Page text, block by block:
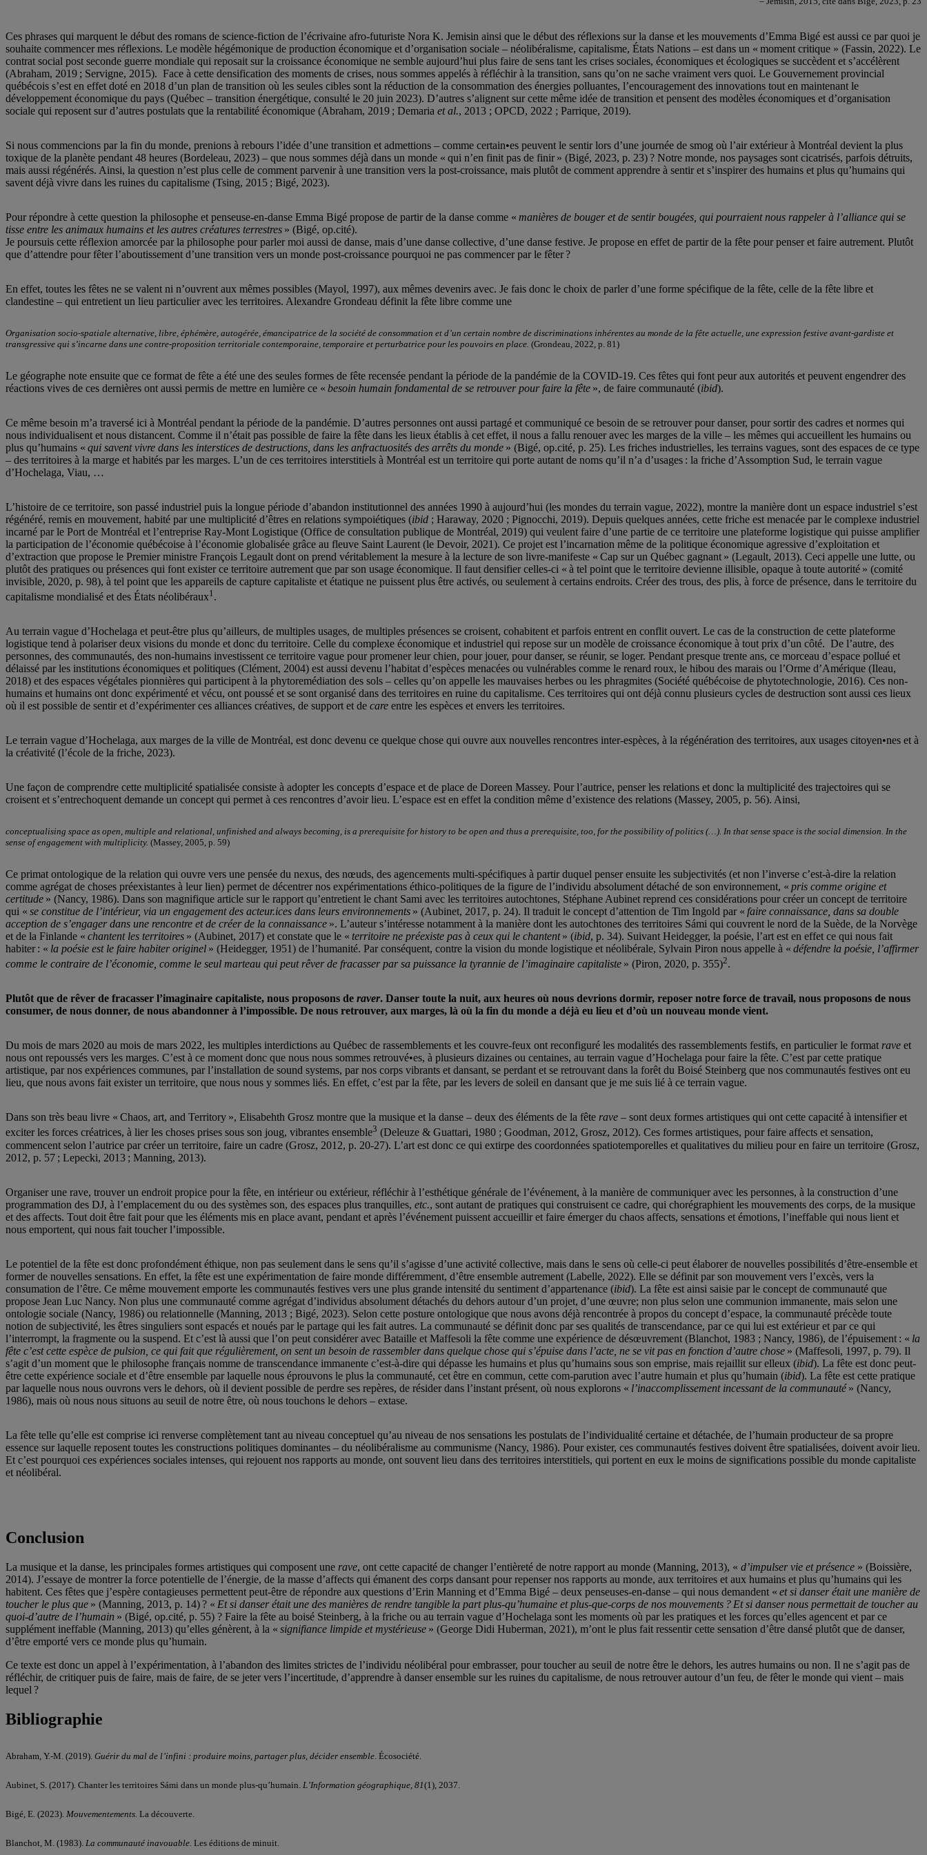
Ces phrases qui marquent le début des romans de science-fiction de l’écrivaine afro-futuriste Nora K. Jemisin ainsi que le début des réflexions sur la danse et les mouvements d’Emma Bigé est aussi ce par quoi je
souhaite commencer mes réflexions. Le modèle hégémonique de production économique et d’organisation sociale – néolibéralisme, capitalisme, États Nations – est dans un « moment critique » (Fassin, 2022). Le
contrat social post seconde guerre mondiale qui reposait sur la croissance économique ne semble aujourd’hui plus faire de sens tant les crises sociales, économiques et écologiques se succèdent et s’accélèrent
(Abraham, 2019 ; Servigne, 2015). Face à cette densification des moments de crises, nous sommes appelés à réfléchir à la transition, sans qu’on ne sache vraiment vers quoi. Le Gouvernement provincial
québécois s’est en effet doté en 2018 d’un plan de transition où les seules cibles sont la réduction de la consommation des énergies polluantes, l’encouragement des innovations tout en maintenant le
développement économique du pays (Québec – transition énergétique, consulté le 20 juin 2023). D’autres s’alignent sur cette même idée de transition et pensent des modèles économiques et d’organisation
sociale qui reposent sur d’autres postulats que la rentabilité économique (Abraham, 2019 ; Demaria et al., 2013 ; OPCD, 2022 ; Parrique, 2019).
Si nous commencions par la fin du monde, prenions à rebours l’idée d’une transition et admettions – comme certain•es peuvent le sentir lors d’une journée de smog où l’air extérieur à Montréal devient la plus
toxique de la planète pendant 48 heures (Bordeleau, 2023) – que nous sommes déjà dans un monde « qui n’en finit pas de finir » (Bigé, 2023, p. 23) ? Notre monde, nos paysages sont cicatrisés, parfois détruits,
mais aussi régénérés. Ainsi, la question n’est plus celle de comment parvenir à une transition vers la post-croissance, mais plutôt de comment apprendre à sentir et s’inspirer des humains et plus qu’humains qui
savent déjà vivre dans les ruines du capitalisme (Tsing, 2015 ; Bigé, 2023).
Pour répondre à cette question la philosophe et penseuse-en-danse Emma Bigé propose de partir de la danse comme « manières de bouger et de sentir bougées, qui pourraient nous rappeler à l’alliance qui se
tisse entre les animaux humains et les autres créatures terrestres » (Bigé, op.cité).
Je poursuis cette réflexion amorcée par la philosophe pour parler moi aussi de danse, mais d’une danse collective, d’une danse festive. Je propose en effet de partir de la fête pour penser et faire autrement. Plutôt
que d’attendre pour fêter l’aboutissement d’une transition vers un monde post-croissance pourquoi ne pas commencer par le fêter ?
En effet, toutes les fêtes ne se valent ni n’ouvrent aux mêmes possibles (Mayol, 1997), aux mêmes devenirs avec. Je fais donc le choix de parler d’une forme spécifique de la fête, celle de la fête libre et
clandestine – qui entretient un lieu particulier avec les territoires. Alexandre Grondeau définit la fête libre comme une
Organisation socio-spatiale alternative, libre, éphémère, autogérée, émancipatrice de la société de consommation et d’un certain nombre de discriminations inhérentes au monde de la fête actuelle, une expression festive avant-gardiste et
transgressive qui s’incarne dans une contre-proposition territoriale contemporaine, temporaire et perturbatrice pour les pouvoirs en place. (Grondeau, 2022, p. 81)
Le géographe note ensuite que ce format de fête a été une des seules formes de fête recensée pendant la période de la pandémie de la COVID-19. Ces fêtes qui font peur aux autorités et peuvent engendrer des
réactions vives de ces dernières ont aussi permis de mettre en lumière ce « besoin humain fondamental de se retrouver pour faire la fête », de faire communauté (ibid).
Ce même besoin m’a traversé ici à Montréal pendant la période de la pandémie. D’autres personnes ont aussi partagé et communiqué ce besoin de se retrouver pour danser, pour sortir des cadres et normes qui
nous individualisent et nous distancent. Comme il n’était pas possible de faire la fête dans les lieux établis à cet effet, il nous a fallu renouer avec les marges de la ville – les mêmes qui accueillent les humains ou
plus qu’humains « qui savent vivre dans les interstices de destructions, dans les anfractuosités des arrêts du monde » (Bigé, op.cité, p. 25). Les friches industrielles, les terrains vagues, sont des espaces de ce type
– des territoires à la marge et habités par les marges. L’un de ces territoires interstitiels à Montréal est un territoire qui porte autant de noms qu’il n’a d’usages : la friche d’Assomption Sud, le terrain vague
d’Hochelaga, Viau, …
L’histoire de ce territoire, son passé industriel puis la longue période d’abandon institutionnel des années 1990 à aujourd’hui (les mondes du terrain vague, 2022), montre la manière dont un espace industriel s’est
régénéré, remis en mouvement, habité par une multiplicité d’êtres en relations sympoiétiques (ibid ; Haraway, 2020 ; Pignocchi, 2019). Depuis quelques années, cette friche est menacée par le complexe industriel
incarné par le Port de Montréal et l’entreprise Ray-Mont Logistique (Office de consultation publique de Montréal, 2019) qui veulent faire d’une partie de ce territoire une plateforme logistique qui puisse amplifier
la participation de l’économie québécoise à l’économie globalisée grâce au fleuve Saint Laurent (le Devoir, 2021). Ce projet est l’incarnation même de la politique économique agressive d’exploitation et
d’extraction que propose le Premier ministre François Legault dont on prend véritablement la mesure à la lecture de son livre-manifeste « Cap sur un Québec gagnant » (Legault, 2013). Ceci appelle une lutte, ou
plutôt des pratiques ou présences qui font exister ce territoire autrement que par son usage économique. Il faut densifier celles-ci « à tel point que le territoire devienne illisible, opaque à toute autorité » (comité
invisible, 2020, p. 98), à tel point que les appareils de capture capitaliste et étatique ne puissent plus être activés, ou seulement à certains endroits. Créer des trous, des plis, à force de présence, dans le territoire du
capitalisme mondialisé et des États néolibéraux1 .
Au terrain vague d’Hochelaga et peut-être plus qu’ailleurs, de multiples usages, de multiples présences se croisent, cohabitent et parfois entrent en conflit ouvert. Le cas de la construction de cette plateforme
logistique tend à polariser deux visions du monde et donc du territoire. Celle du complexe économique et industriel qui repose sur un modèle de croissance économique à tout prix d’un côté. De l’autre, des
personnes, des communautés, des non-humains investissent ce territoire vague pour promener leur chien, pour jouer, pour danser, se réunir, se loger. Pendant presque trente ans, ce morceau d’espace pollué et
délaissé par les institutions économiques et politiques (Clément, 2004) est aussi devenu l’habitat d’espèces menacées ou vulnérables comme le renard roux, le hibou des marais ou l’Orme d’Amérique (Ileau,
2018) et des espaces végétales pionnières qui participent à la phytoremédiation des sols – celles qu’on appelle les mauvaises herbes ou les phragmites (Société québécoise de phytotechnologie, 2016). Ces non-
humains et humains ont donc expérimenté et vécu, ont poussé et se sont organisé dans des territoires en ruine du capitalisme. Ces territoires qui ont déjà connu plusieurs cycles de destruction sont aussi ces lieux
où il est possible de sentir et d’expérimenter ces alliances créatives, de support et de care entre les espèces et envers les territoires.
Le terrain vague d’Hochelaga, aux marges de la ville de Montréal, est donc devenu ce quelque chose qui ouvre aux nouvelles rencontres inter-espèces, à la régénération des territoires, aux usages citoyen•nes et à
la créativité (l’école de la friche, 2023).
Une façon de comprendre cette multiplicité spatialisée consiste à adopter les concepts d’espace et de place de Doreen Massey. Pour l’autrice, penser les relations et donc la multiplicité des trajectoires qui se
croisent et s’entrechoquent demande un concept qui permet à ces rencontres d’avoir lieu. L’espace est en effet la condition même d’existence des relations (Massey, 2005, p. 56). Ainsi,
conceptualising space as open, multiple and relational, unfinished and always becoming, is a prerequisite for history to be open and thus a prerequisite, too, for the possibility of politics (…). In that sense space is the social dimension. In the
sense of engagement with multiplicity. (Massey, 2005, p. 59)
Ce primat ontologique de la relation qui ouvre vers une pensée du nexus, des nœuds, des agencements multi-spécifiques à partir duquel penser ensuite les subjectivités (et non l’inverse c’est-à-dire la relation
comme agrégat de choses préexistantes à leur lien) permet de décentrer nos expérimentations éthico-politiques de la figure de l’individu absolument détaché de son environnement, « pris comme origine et
certitude » (Nancy, 1986). Dans son magnifique article sur le rapport qu’entretient le chant Sami avec les territoires autochtones, Stéphane Aubinet reprend ces considérations pour créer un concept de territoire
qui « se constitue de l’intérieur, via un engagement des acteur.ices dans leurs environnements » (Aubinet, 2017, p. 24). Il traduit le concept d’attention de Tim Ingold par « faire connaissance, dans sa double
acception de s’engager dans une rencontre et de créer de la connaissance ». L’auteur s’intéresse notamment à la manière dont les autochtones des territoires Sámi qui couvrent le nord de la Suède, de la Norvège
et de la Finlande « chantent les territoires » (Aubinet, 2017) et constate que le « territoire ne préexiste pas à ceux qui le chantent» (ibid, p. 34). Suivant Heidegger, la poésie, l’art est en effet ce qui nous fait
habiter : « la poésie est le faire habiter originel » (Heidegger, 1951) de l’humanité. Par conséquent, contre la vision du monde logistique et néolibérale, Sylvain Piron nous appelle à « défendre la poésie, l’affirmer
comme le contraire de l’économie, comme le seul marteau qui peut rêver de fracasser par sa puissance la tyrannie de l’imaginaire capitaliste » (Piron, 2020, p. 355)2.
Plutôt que de rêver de fracasser l’imaginaire capitaliste, nous proposons de raver. Danser toute la nuit, aux heures où nous devrions dormir, reposer notre force de travail, nous proposons de nous
consumer, de nous donner, de nous abandonner à l’impossible. De nous retrouver, aux marges, là où la fin du monde a déjà eu lieu et d’où un nouveau monde vient.
Du mois de mars 2020 au mois de mars 2022, les multiples interdictions au Québec de rassemblements et les couvre-feux ont reconfiguré les modalités des rassemblements festifs, en particulier le formatrave et
nous ont repoussés vers les marges. C’est à ce moment donc que nous nous sommes retrouvé•es, à plusieurs dizaines ou centaines, au terrain vague d’Hochelaga pour faire la fête. C’est par cette pratique
artistique, par nos expériences communes, par l’installation de sound systems, par nos corps vibrants et dansant, se perdant et se retrouvant dans la forêt du Boisé Steinberg que nos communautés festives ont eu
lieu, que nous avons fait exister un territoire, que nous nous y sommes liés. En effet, c’est par la fête, par les levers de soleil en dansant que je me suis lié à ce terrain vague.
Dans son très beau livre « Chaos, art, and Territory », Elisabehth Grosz montre que la musique et la danse – deux des éléments de la fête rave – sont deux formes artistiques qui ont cette capacité à intensifier et
exciter les forces créatrices, à lier les choses prises sous son joug, vibrantes ensemble3 (Deleuze & Guattari, 1980 ; Goodman, 2012, Grosz, 2012). Ces formes artistiques, pour faire affects et sensation,
commencent selon l’autrice par créer un territoire, faire un cadre (Grosz, 2012, p. 20-27). L’art est donc ce qui extirpe des coordonnées spatiotemporelles et qualitatives du milieu pour en faire un territoire (Grosz,
2012, p. 57 ; Lepecki, 2013 ; Manning, 2013).
Organiser une rave, trouver un endroit propice pour la fête, en intérieur ou extérieur, réfléchir à l’esthétique générale de l’événement, à la manière de communiquer avec les personnes, à la construction d’une
programmation des DJ, à l’emplacement du ou des systèmes son, des espaces plus tranquilles, etc., sont autant de pratiques qui construisent ce cadre, qui chorégraphient les mouvements des corps, de la musique
et des affects. Tout doit être fait pour que les éléments mis en place avant, pendant et après l’événement puissent accueillir et faire émerger du chaos affects, sensations et émotions, l’ineffable qui nous lient et
nous emportent, qui nous fait toucher l’impossible.
Le potentiel de la fête est donc profondément éthique, non pas seulement dans le sens qu’il s’agisse d’une activité collective, mais dans le sens où celle-ci peut élaborer de nouvelles possibilités d’être-ensemble et
former de nouvelles sensations. En effet, la fête est une expérimentation de faire monde différemment, d’être ensemble autrement (Labelle, 2022). Elle se définit par son mouvement vers l’excès, vers la
consumation de l’être. Ce même mouvement emporte les communautés festives vers une plus grande intensité du sentiment d’appartenance (ibid). La fête est ainsi saisie par le concept de communauté que
propose Jean Luc Nancy. Non plus une communauté comme agrégat d’individus absolument détachés du dehors autour d’un projet, d’une œuvre; non plus selon une communion immanente, mais selon une
ontologie sociale (Nancy, 1986) ou relationnelle (Manning, 2013 ; Bigé, 2023). Selon cette posture ontologique que nous avons déjà rencontrée à propos du concept d’espace, la communauté précède toute
notion de subjectivité, les êtres singuliers sont espacés et noués par le partage qui les fait autres. La communauté se définit donc par ses qualités de transcendance, par ce qui lui est extérieur et par ce qui
l’interrompt, la fragmente ou la suspend. Et c’est là aussi que l’on peut considérer avec Bataille et Maffesoli la fête comme une expérience de désœuvrement (Blanchot, 1983 ; Nancy, 1986), de l’épuisement : « la
fête c’est cette espèce de pulsion, ce qui fait que régulièrement, on sent un besoin de rassembler dans quelque chose qui s’épuise dans l’acte, ne se vit pas en fonction d’autre chose » (Maffesoli, 1997, p. 79). Il
s’agit d’un moment que le philosophe français nomme de transcendance immanente c’est-à-dire qui dépasse les humains et plus qu’humains sous son emprise, mais rejaillit sur elleux (ibid). La fête est donc peut-
être cette expérience sociale et d’être ensemble par laquelle nous éprouvons le plus la communauté, cet être en commun, cette com-parution avec l’autre humain et plus qu’humain (ibid). La fête est cette pratique
par laquelle nous nous ouvrons vers le dehors, où il devient possible de perdre ses repères, de résider dans l’instant présent, où nous explorons « l’inaccomplissement incessant de la communauté» (Nancy,
1986), mais où nous nous situons au seuil de notre être, où nous touchons le dehors – extase.
La fête telle qu’elle est comprise ici renverse complètement tant au niveau conceptuel qu’au niveau de nos sensations les postulats de l’individualité certaine et détachée, de l’humain producteur de sa propre
essence sur laquelle reposent toutes les constructions politiques dominantes – du néolibéralisme au communisme (Nancy, 1986). Pour exister, ces communautés festives doivent être spatialisées, doivent avoir lieu.
Et c’est pourquoi ces expériences sociales intenses, qui rejouent nos rapports au monde, ont souvent lieu dans des territoires interstitiels, qui portent en eux le moins de significations possible du monde capitaliste
et néolibéral.
Conclusion
La musique et la danse, les principales formes artistiques qui composent une rave, ont cette capacité de changer l’entièreté de notre rapport au monde (Manning, 2013), « d’impulser vie et présence » (Boissière,
2014). J’essaye de montrer la force potentielle de l’énergie, de la masse d’affects qui émanent des corps dansant pour repenser nos rapports au monde, aux territoires et aux humains et plus qu’humains qui les
habitent. Ces fêtes que j’espère contagieuses permettent peut-être de répondre aux questions d’Erin Manning et d’Emma Bigé – deux penseuses-en-danse – qui nous demandent « et si danser était une manière de
toucher le plus que » (Manning, 2013, p. 14) ? « Et si danser était une des manières de rendre tangible la part plus-qu’humaine et plus-que-corps de nos mouvements ? Et si danser nous permettait de toucher au
quoi-d’autre de l’humain » (Bigé, op.cité, p. 55) ? Faire la fête au boisé Steinberg, à la friche ou au terrain vague d’Hochelaga sont les moments où par les pratiques et les forces qu’elles agencent et par ce
supplément ineffable (Manning, 2013) qu’elles génèrent, à la « signifiance limpide et mystérieuse » (George Didi Huberman, 2021), m’ont le plus fait ressentir cette sensation d’être dansé plutôt que de danser,
d’être emporté vers ce monde plus qu’humain.
Ce texte est donc un appel à l’expérimentation, à l’abandon des limites strictes de l’individu néolibéral pour embrasser, pour toucher au seuil de notre être le dehors, les autres humains ou non. Il ne s’agit pas de
réfléchir, de critiquer puis de faire, mais de faire, de se jeter vers l’incertitude, d’apprendre à danser ensemble sur les ruines du capitalisme, de nous retrouver autour d’un feu, de fêter le monde qui vient – mais
lequel ?
Bibliographie
Abraham, Y.-M. (2019). Guérir du mal de l’infini : produire moins, partager plus, décider ensemble. Écosociété.
Aubinet, S. (2017). Chanter les territoires Sámi dans un monde plus-qu’humain. L’Information géographique, 81(1), 2037.
Bigé, E. (2023). Mouvementements. La découverte.
Blanchot, M. (1983). La communauté inavouable. Les éditions de minuit.